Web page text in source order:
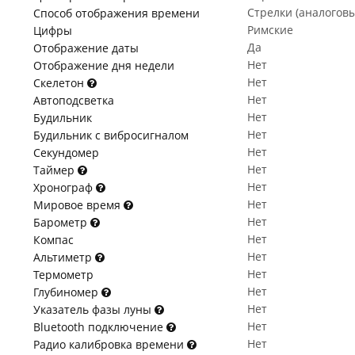
Способ отображения времени
Стрелки
Цифры
Римские
Отображение даты
Да
Отображение дня недели
Нет
Скелетон
Нет
Автоподсветка
Нет
Будильник
Нет
Будильник с вибросигналом
Нет
Секундомер
Нет
Таймер
Нет
Хронограф
Нет
Мировое время
Нет
Барометр
Нет
Компас
Нет
Альтиметр
Нет
Термометр
Нет
Глубиномер
Нет
Указатель фазы луны
Нет
Bluetooth подключение
Нет
Радио калибровка времени
Нет